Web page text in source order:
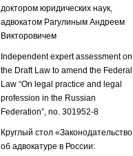
доктором юридических наук,
адвокатом Рагулиным Андреем
Викторовичем
Independent expert assessment on
the Draft Law to amend the Federal
Law “On legal practice and legal
profession in the Russian
Federation”, no. 301952-8
Круглый стол «Законодательство
об адвокатуре в России: